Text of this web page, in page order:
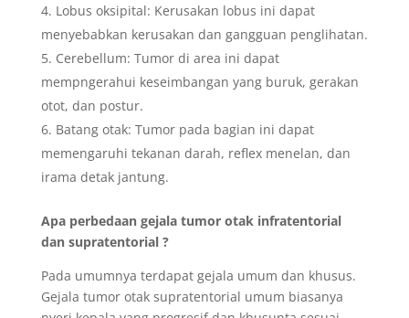
Lobus oksipital: Kerusakan lobus ini dapat
menyebabkan kerusakan dan gangguan penglihatan.
Cerebellum: Tumor di area ini dapat
mempngerahui keseimbangan yang buruk, gerakan
otot, dan postur.
Batang otak: Tumor pada bagian ini dapat
memengaruhi tekanan darah, reflex menelan, dan
irama detak jantung.
Apa perbedaan gejala tumor otak infratentorial
dan supratentorial ?
Pada umumnya terdapat gejala umum dan khusus.
Gejala tumor otak supratentorial umum biasanya